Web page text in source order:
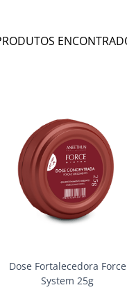
Dose Fortalecedora Force
System 25g